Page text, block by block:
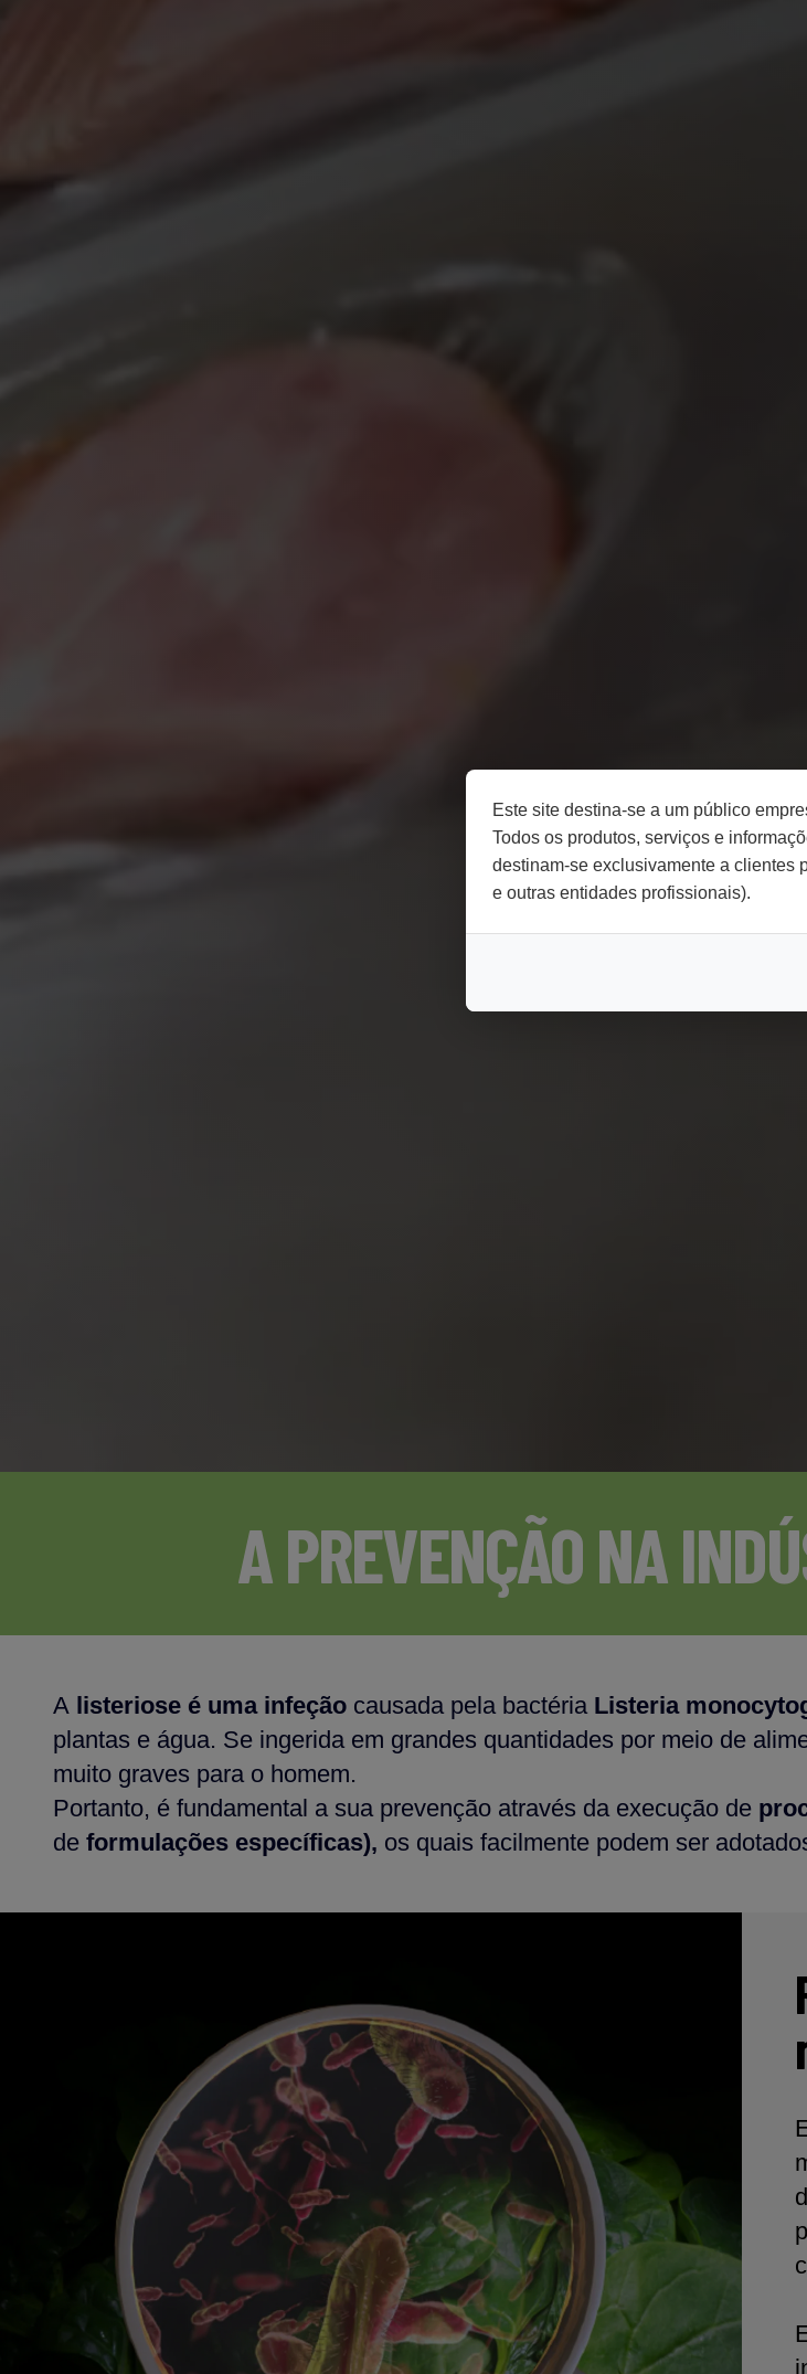
Este site destina-se a um público
Todos os produtos, serviços e
destinam-se exclusivamente a clientes
e outras entidades profissionais).
A PREVENÇÃO NA
A listeriose é uma infeção causada pela bactéria Listeria
plantas e água. Se ingerida em grandes quantidades por meio de
muito graves para o homem.
Portanto, é fundamental a sua prevenção através da execução de
de formulações específicas), os quais facilmente podem ser